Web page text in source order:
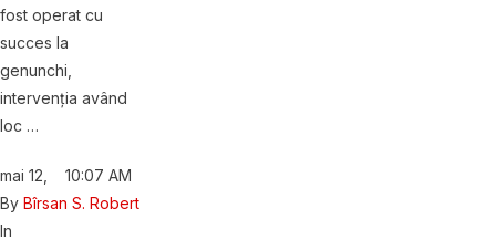
fost operat cu
succes la
genunchi,
intervenția având
loc …
mai 12
10:07 AM
By Bîrsan S. Robert
In